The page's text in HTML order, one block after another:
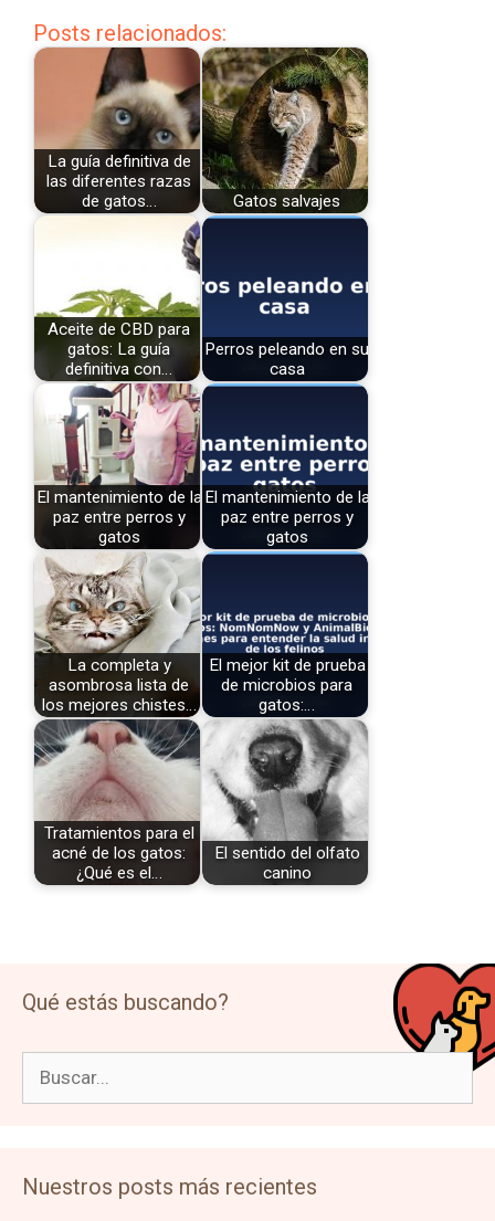
Posts relacionados:
La guía definitiva de
las diferentes razas
de gatos…
Gatos salvajes
Aceite de CBD para
gatos: La guía
definitiva con…
Perros peleando en su
casa
El mantenimiento de la
paz entre perros y
gatos
El mantenimiento de la
paz entre perros y
gatos
La completa y
asombrosa lista de
los mejores chistes…
El mejor kit de prueba
de microbios para
gatos:…
Tratamientos para el
acné de los gatos:
¿Qué es el…
El sentido del olfato
canino
Qué estás buscando?
Nuestros posts más recientes